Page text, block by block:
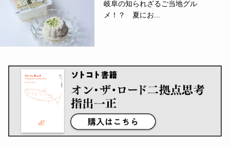
岐阜の知られざるご当地グル
メ！？ 夏にお...